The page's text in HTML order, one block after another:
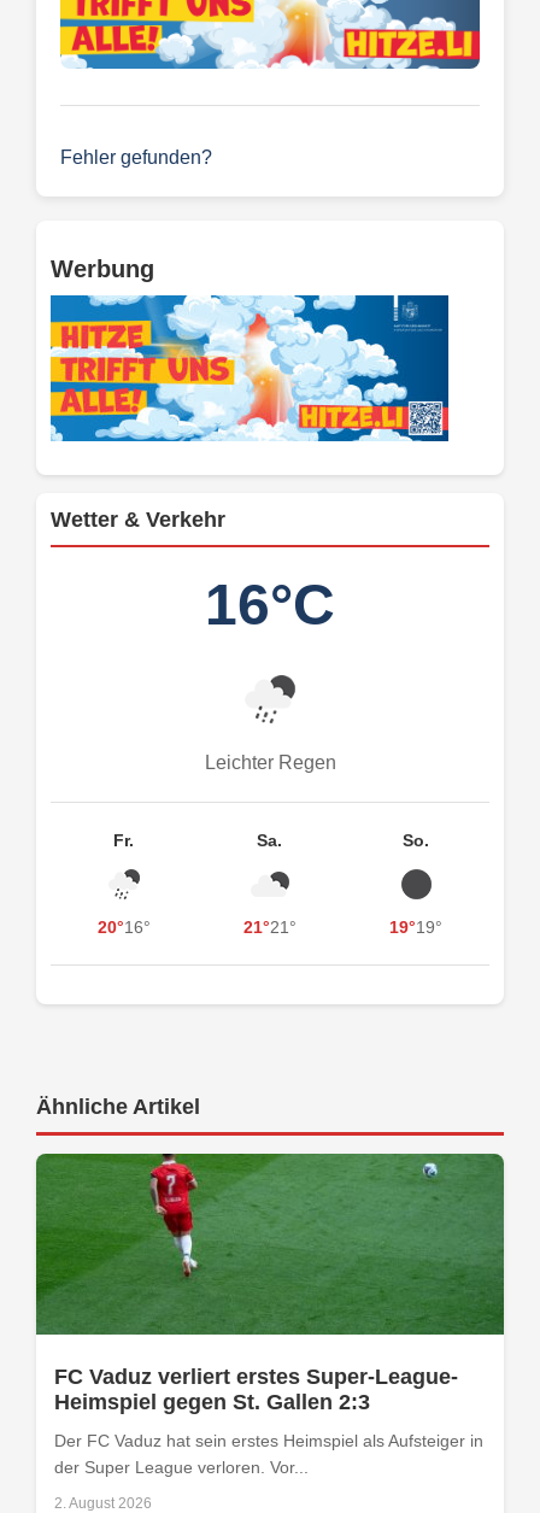
Fehler gefunden?
Werbung
Wetter & Verkehr
16°C
Leichter Regen
Fr.
20°16°
Sa.
21°21°
So.
19°19°
Ähnliche Artikel
FC Vaduz verliert erstes Super-League-
Heimspiel gegen St. Gallen 2:3
Der FC Vaduz hat sein erstes Heimspiel als Aufsteiger in
der Super League verloren. Vor...
2. August 2026